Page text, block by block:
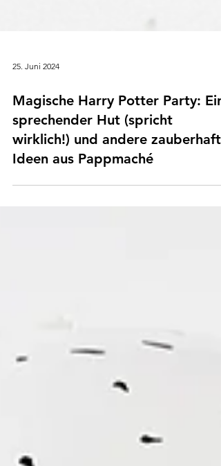
Magische Harry Potter Party: Ein
sprechender Hut (spricht
wirklich!) und andere zauberhafte
Ideen aus Pappmaché